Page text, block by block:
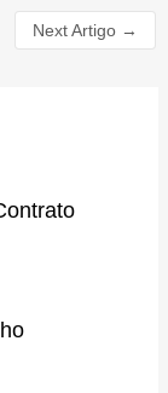
Next Artigo →